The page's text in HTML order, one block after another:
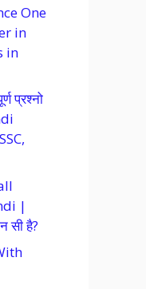
One
in
in
प्रश्नो
|
सी है?